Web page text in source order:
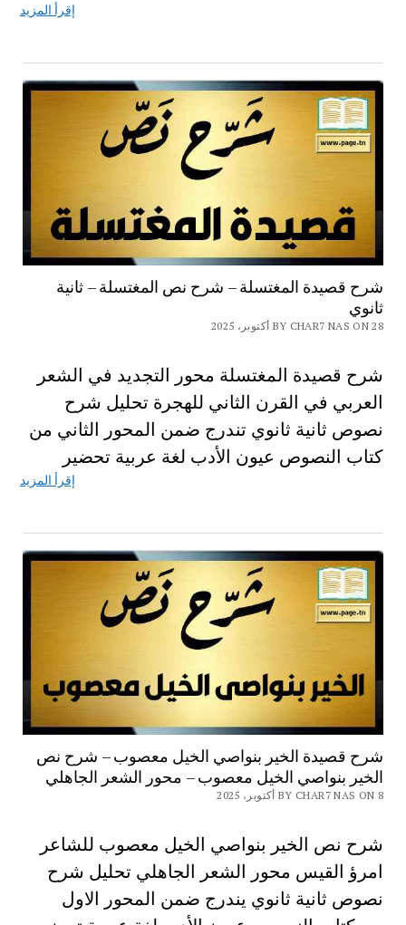
إقرأ المزيد
شرح قصيدة المغتسلة – شرح نص المغتسلة – ثانية
ثانوي
BY CHAR7 NAS ON 28 أكتوبر، 2025
شرح قصيدة المغتسلة محور التجديد في الشعر
العربي في القرن الثاني للهجرة تحليل شرح
نصوص ثانية ثانوي تندرج ضمن المحور الثاني من
كتاب النصوص عيون الأدب لغة عربية تحضير
إقرأ المزيد
شرح قصيدة الخير بنواصي الخيل معصوب – شرح نص
الخير بنواصي الخيل معصوب – محور الشعر الجاهلي
BY CHAR7 NAS ON 8 أكتوبر، 2025
شرح نص الخير بنواصي الخيل معصوب للشاعر
امرؤ القيس محور الشعر الجاهلي تحليل شرح
نصوص ثانية ثانوي يندرج ضمن المحور الاول